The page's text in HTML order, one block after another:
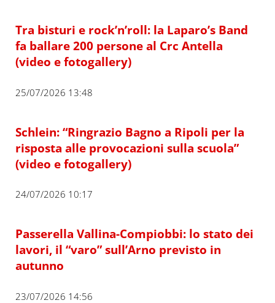
Tra bisturi e rock’n’roll: la Laparo’s Band
fa ballare 200 persone al Crc Antella
(video e fotogallery)
25/07/2026 13:48
Schlein: “Ringrazio Bagno a Ripoli per la
risposta alle provocazioni sulla scuola”
(video e fotogallery)
24/07/2026 10:17
Passerella Vallina-Compiobbi: lo stato dei
lavori, il “varo” sull’Arno previsto in
autunno
23/07/2026 14:56